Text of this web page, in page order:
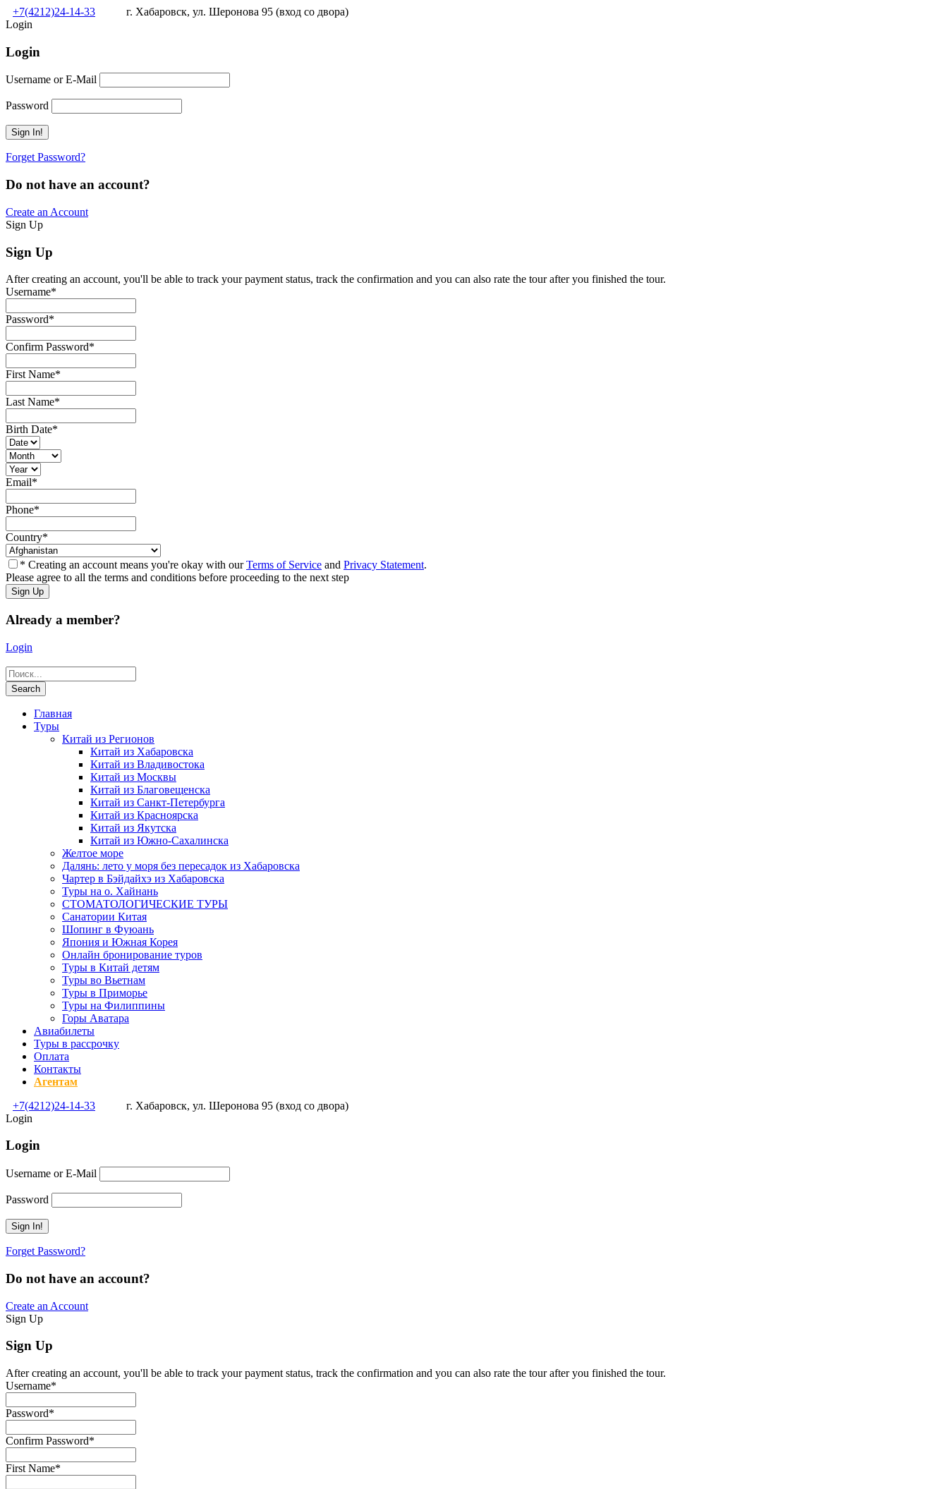
+7(4212)24-14-33
г. Хабаровск, ул. Шеронова 95 (вход со двора)
Login
Login
Username or E-Mail
Password
Forget Password?
Do not have an account?
Create an Account
Sign Up
Sign Up
After creating an account, you'll be able to track your payment status, track the confirmation and you can also rate the tour after you finished the tour.
Username*
Password*
Confirm Password*
First Name*
Last Name*
Birth Date*
Email*
Phone*
Country*
* Creating an account means you're okay with ourTerms of Service and Privacy Statement.
Please agree to all the terms and conditions before proceeding to the next step
Already a member?
Login
Главная
Туры
Китай из Регионов
Китай из Хабаровска
Китай из Владивостока
Китай из Москвы
Китай из Благовещенска
Китай из Санкт-Петербурга
Китай из Красноярска
Китай из Якутска
Китай из Южно-Сахалинска
Желтое море
Далянь: лето у моря без пересадок из Хабаровска
Чартер в Бэйдайхэ из Хабаровска
Туры на о. Хайнань
СТОМАТОЛОГИЧЕСКИЕ ТУРЫ
Санатории Китая
Шопинг в Фуюань
Япония и Южная Корея
Онлайн бронирование туров
Туры в Китай детям
Туры во Вьетнам
Туры в Приморье
Туры на Филиппины
Горы Аватара
Авиабилеты
Туры в рассрочку
Оплата
Контакты
Агентам
+7(4212)24-14-33
г. Хабаровск, ул. Шеронова 95 (вход со двора)
Login
Login
Username or E-Mail
Password
Forget Password?
Do not have an account?
Create an Account
Sign Up
Sign Up
After creating an account, you'll be able to track your payment status, track the confirmation and you can also rate the tour after you finished the tour.
Username*
Password*
Confirm Password*
First Name*